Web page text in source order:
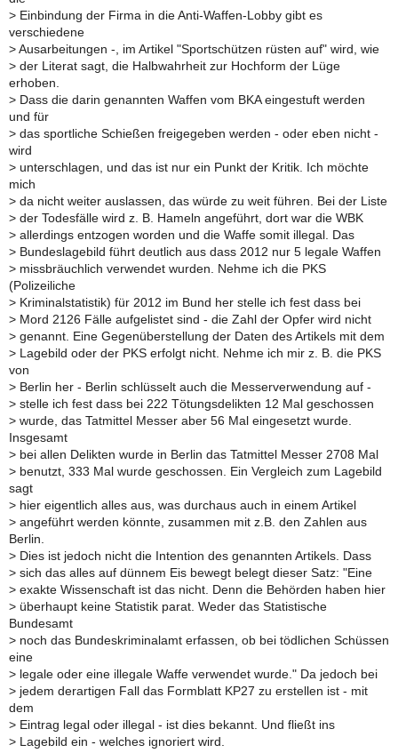
> Einbindung der Firma in die Anti-Waffen-Lobby gibt es
verschiedene
> Ausarbeitungen -, im Artikel "Sportschützen rüsten auf" wird, wie
> der Literat sagt, die Halbwahrheit zur Hochform der Lüge
erhoben.
> Dass die darin genannten Waffen vom BKA eingestuft werden
und für
> das sportliche Schießen freigegeben werden - oder eben nicht -
wird
> unterschlagen, und das ist nur ein Punkt der Kritik. Ich möchte
mich
> da nicht weiter auslassen, das würde zu weit führen. Bei der Liste
> der Todesfälle wird z. B. Hameln angeführt, dort war die WBK
> allerdings entzogen worden und die Waffe somit illegal. Das
> Bundeslagebild führt deutlich aus dass 2012 nur 5 legale Waffen
> missbräuchlich verwendet wurden. Nehme ich die PKS
(Polizeiliche
> Kriminalstatistik) für 2012 im Bund her stelle ich fest dass bei
> Mord 2126 Fälle aufgelistet sind - die Zahl der Opfer wird nicht
> genannt. Eine Gegenüberstellung der Daten des Artikels mit dem
> Lagebild oder der PKS erfolgt nicht. Nehme ich mir z. B. die PKS
von
> Berlin her - Berlin schlüsselt auch die Messerverwendung auf -
> stelle ich fest dass bei 222 Tötungsdelikten 12 Mal geschossen
> wurde, das Tatmittel Messer aber 56 Mal eingesetzt wurde.
Insgesamt
> bei allen Delikten wurde in Berlin das Tatmittel Messer 2708 Mal
> benutzt, 333 Mal wurde geschossen. Ein Vergleich zum Lagebild
sagt
> hier eigentlich alles aus, was durchaus auch in einem Artikel
> angeführt werden könnte, zusammen mit z.B. den Zahlen aus
Berlin.
> Dies ist jedoch nicht die Intention des genannten Artikels. Dass
> sich das alles auf dünnem Eis bewegt belegt dieser Satz: "Eine
> exakte Wissenschaft ist das nicht. Denn die Behörden haben hier
> überhaupt keine Statistik parat. Weder das Statistische
Bundesamt
> noch das Bundeskriminalamt erfassen, ob bei tödlichen Schüssen
eine
> legale oder eine illegale Waffe verwendet wurde." Da jedoch bei
> jedem derartigen Fall das Formblatt KP27 zu erstellen ist - mit
dem
> Eintrag legal oder illegal - ist dies bekannt. Und fließt ins
> Lagebild ein - welches ignoriert wird.